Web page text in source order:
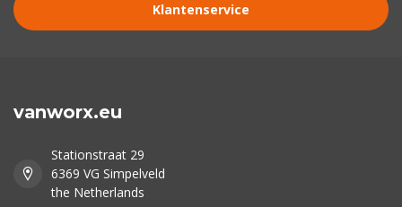
Klantenservice
vanworx.eu
Stationstraat 29
6369 VG Simpelveld
the Netherlands